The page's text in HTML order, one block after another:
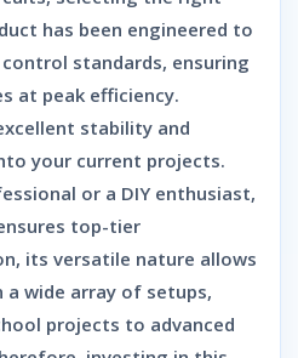
has been engineered to
standards, ensuring
at peak efficiency.
stability and
your current projects.
or a DIY enthusiast,
top-tier
its versatile nature allows
wide array of setups,
projects to advanced